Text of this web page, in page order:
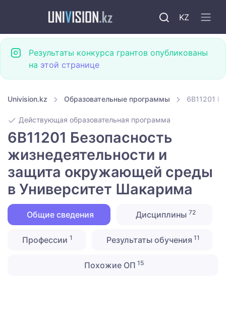
KZ
Результаты конкурса грантов опубликованы
на этой странице
Univision.kz Образовательные программы 6B11201
Действующая образовательная программа
6B11201 Безопасность
жизнедеятельности и
защита окружающей среды
в Университет Шакарима
Общие сведения Дисциплины 72
Профессии1 Результаты обучения 11
Похожие ОП 15